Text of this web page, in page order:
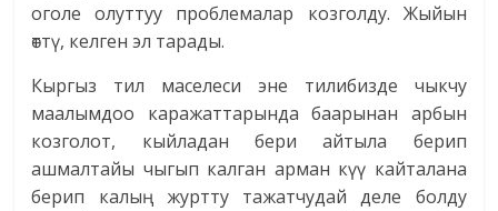
оголе олуттуу проблемалар козголду. Жыйын
өттү, келген эл тарады.
Кыргыз тил маселеси эне тилибизде чыкчу
маалымдоо каражаттарында баарынан арбын
козголот, кыйладан бери айтыла берип
ашмалтайы чыгып калган арман күү кайталана
берип калың журтту тажатчудай деле болду